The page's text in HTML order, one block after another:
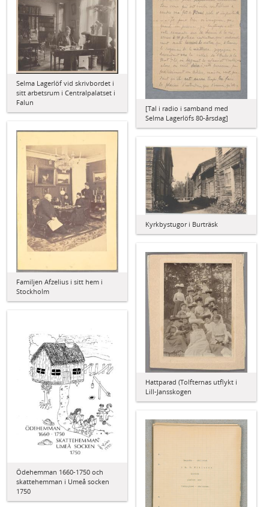
[Tal i radio i samband med
Selma Lagerlöfs 80-årsdag]
Selma Lagerlöf vid skrivbordet i
sitt arbetsrum i Centralpalatset i
Falun
Familjen Afzelius i sitt hem i
Stockholm
Kyrkbystugor i Burträsk
Hattparad (Tolfternas utflykt i
Lill-Jansskogen
Ödehemman 1660-1750 och
skattehemman i Umeå socken
1750